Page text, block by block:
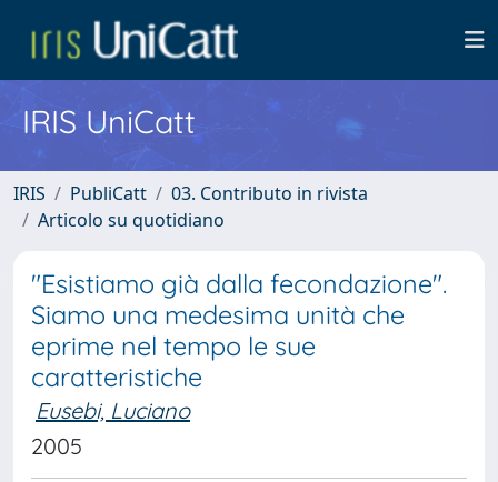
IRIS UniCatt
IRIS PubliCatt
03. Contributo in rivista
Articolo su quotidiano
"Esistiamo già dalla fecondazione".
Siamo una medesima unità che
eprime nel tempo le sue
caratteristiche
Eusebi, Luciano
2005